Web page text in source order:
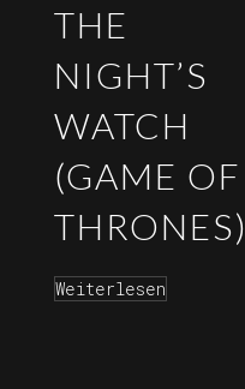
THE
NIGHT’S
WATCH
(GAME OF
THRONES)
Weiterlesen